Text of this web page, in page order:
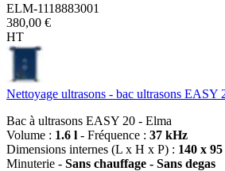
ELM-1118883001
380,00 €
HT
Nettoyage ultrasons - bac ultrasons EASY
Bac à ultrasons EASY 20 - Elma
Volume : 1.6 l - Fréquence : 37 kHz
Dimensions internes (L x H x P) : 140 x
Minuterie - Sans chauffage - Sans degas